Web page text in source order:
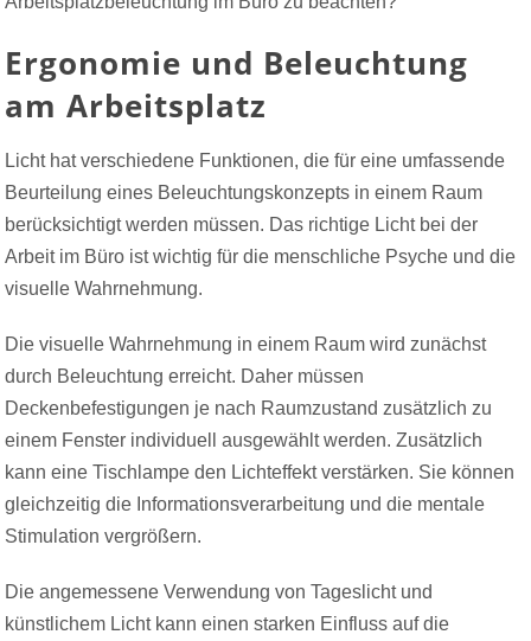
Ergonomie und Beleuchtung
am Arbeitsplatz
Licht hat verschiedene Funktionen, die für eine umfassende
Beurteilung eines Beleuchtungskonzepts in einem Raum
berücksichtigt werden müssen. Das richtige Licht bei der
Arbeit im Büro ist wichtig für die menschliche Psyche und die
visuelle Wahrnehmung.
Die visuelle Wahrnehmung in einem Raum wird zunächst
durch Beleuchtung erreicht. Daher müssen
Deckenbefestigungen je nach Raumzustand zusätzlich zu
einem Fenster individuell ausgewählt werden. Zusätzlich
kann eine Tischlampe den Lichteffekt verstärken. Sie können
gleichzeitig die Informationsverarbeitung und die mentale
Stimulation vergrößern.
Die angemessene Verwendung von Tageslicht und
künstlichem Licht kann einen starken Einfluss auf die